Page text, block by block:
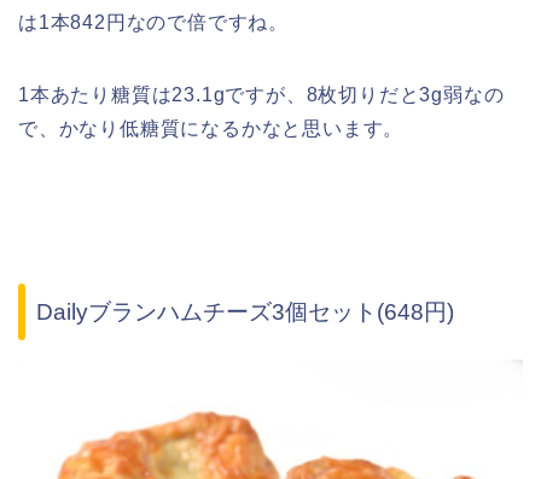
は1本842円なので倍ですね。
1本あたり糖質は23.1gですが、8枚切りだと3g弱なの
で、かなり低糖質になるかなと思います。
Dailyブランハムチーズ3個セット(648円)